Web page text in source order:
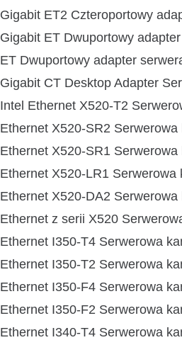
Gigabit ET2 Czteroportowy
Gigabit ET Dwuportowy
ET Dwuportowy adapter
Gigabit CT Desktop Adapter
Intel Ethernet X520-T2
Ethernet X520-SR2 Serwerowa
Ethernet X520-SR1 Serwerowa
Ethernet X520-LR1 Serwerowa
Ethernet X520-DA2 Serwerowa
Ethernet z serii X520
Ethernet I350-T4 Serwerowa
Ethernet I350-T2 Serwerowa
Ethernet I350-F4 Serwerowa
Ethernet I350-F2 Serwerowa
Ethernet I340-T4 Serwerowa